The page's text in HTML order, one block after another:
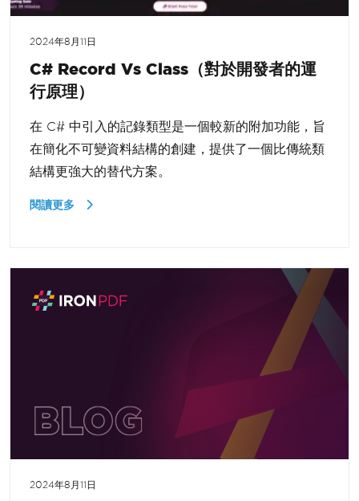
2024年8月11日
C# Record Vs Class（對於開發者的運
行原理）
在 C# 中引入的記錄類型是一個較新的附加功能，旨
在簡化不可變資料結構的創建，提供了一個比傳統類
結構更強大的替代方案。
閱讀更多
2024年8月11日